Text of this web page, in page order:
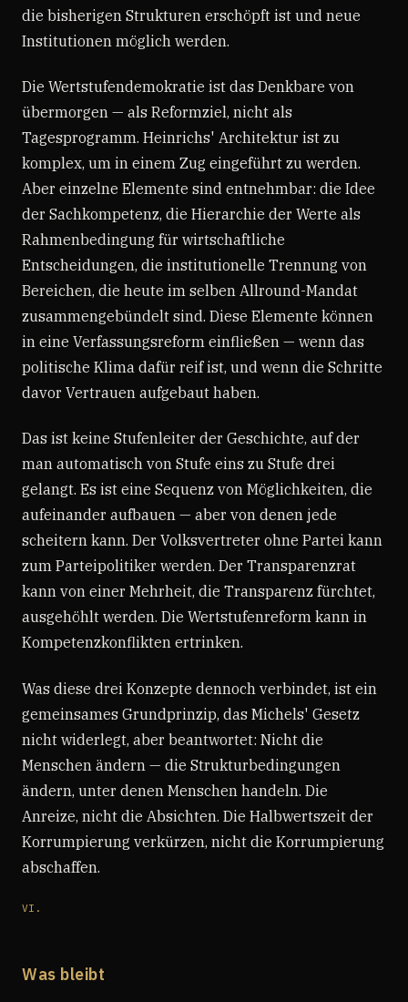
die bisherigen Strukturen erschöpft ist und neue
Institutionen möglich werden.
Die Wertstufendemokratie ist das Denkbare von
übermorgen — als Reformziel, nicht als
Tagesprogramm. Heinrichs' Architektur ist zu
komplex, um in einem Zug eingeführt zu werden.
Aber einzelne Elemente sind entnehmbar: die Idee
der Sachkompetenz, die Hierarchie der Werte als
Rahmenbedingung für wirtschaftliche
Entscheidungen, die institutionelle Trennung von
Bereichen, die heute im selben Allround-Mandat
zusammengebündelt sind. Diese Elemente können
in eine Verfassungsreform einfließen — wenn das
politische Klima dafür reif ist, und wenn die Schritte
davor Vertrauen aufgebaut haben.
Das ist keine Stufenleiter der Geschichte, auf der
man automatisch von Stufe eins zu Stufe drei
gelangt. Es ist eine Sequenz von Möglichkeiten, die
aufeinander aufbauen — aber von denen jede
scheitern kann. Der Volksvertreter ohne Partei kann
zum Parteipolitiker werden. Der Transparenzrat
kann von einer Mehrheit, die Transparenz fürchtet,
ausgehöhlt werden. Die Wertstufenreform kann in
Kompetenzkonflikten ertrinken.
Was diese drei Konzepte dennoch verbindet, ist ein
gemeinsames Grundprinzip, das Michels' Gesetz
nicht widerlegt, aber beantwortet: Nicht die
Menschen ändern — die Strukturbedingungen
ändern, unter denen Menschen handeln. Die
Anreize, nicht die Absichten. Die Halbwertszeit der
Korrumpierung verkürzen, nicht die Korrumpierung
abschaffen.
VI.
Was bleibt